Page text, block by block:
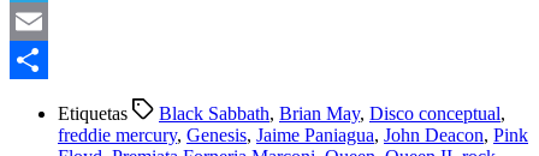
Telegram
Email
Etiquetas Black Sabbath, Brian May, Disco conceptual,
freddie mercury, Genesis, Jaime Paniagua, John Deacon, Pink